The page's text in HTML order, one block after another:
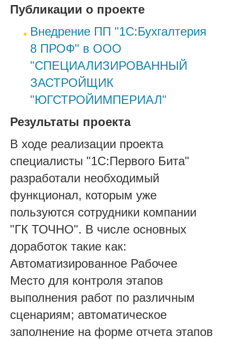
Публикации о проекте
Внедрение ПП "1С:Бухгалтерия
8 ПРОФ" в ООО
"СПЕЦИАЛИЗИРОВАННЫЙ
ЗАСТРОЙЩИК
"ЮГСТРОЙИМПЕРИАЛ"
Результаты проекта
В ходе реализации проекта
специалисты "1С:Первого Бита"
разработали необходимый
функционал, которым уже
пользуются сотрудники компании
"ГК ТОЧНО". В числе основных
доработок такие как:
Автоматизированное Рабочее
Место для контроля этапов
выполнения работ по различным
сценариям; автоматическое
заполнение на форме отчета этапов